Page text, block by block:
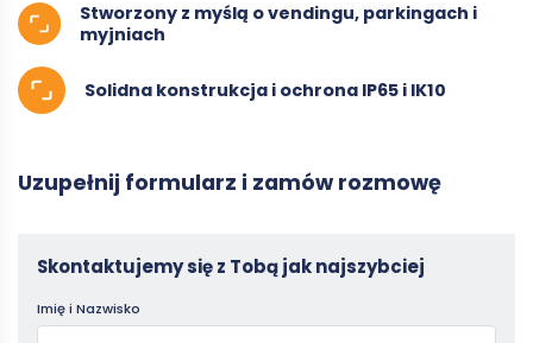
Stworzony z myślą o vendingu, parkingach i
myjniach
Solidna konstrukcja i ochrona IP65 i IK10
Uzupełnij formularz i zamów rozmowę
Terminale
kontakt
Skontaktujemy się z Tobą jak najszybciej
Imię i Nazwisko